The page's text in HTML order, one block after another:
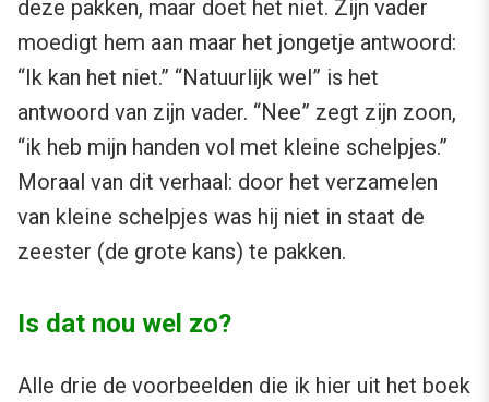
deze pakken, maar doet het niet. Zijn vader
moedigt hem aan maar het jongetje antwoord:
“Ik kan het niet.” “Natuurlijk wel” is het
antwoord van zijn vader. “Nee” zegt zijn zoon,
“ik heb mijn handen vol met kleine schelpjes.”
Moraal van dit verhaal: door het verzamelen
van kleine schelpjes was hij niet in staat de
zeester (de grote kans) te pakken.
Is dat nou wel zo?
Alle drie de voorbeelden die ik hier uit het boek